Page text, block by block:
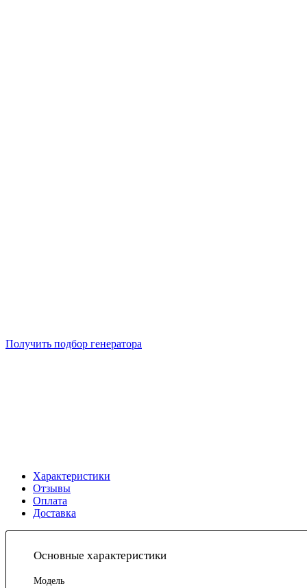
Получить подбор генератора
Характеристики
Отзывы
Оплата
Доставка
Основные характеристики
Модель